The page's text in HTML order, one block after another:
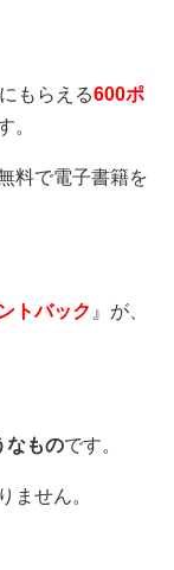
もらえる600ポ
。
料で電子書籍を
トバック 』が、
なものです。
ません。